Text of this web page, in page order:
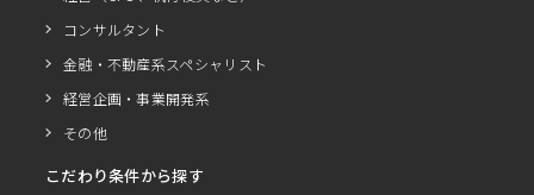
コンサルタント
金融・不動産系スペシャリスト
経営企画・事業開発系
その他
こだわり条件から探す